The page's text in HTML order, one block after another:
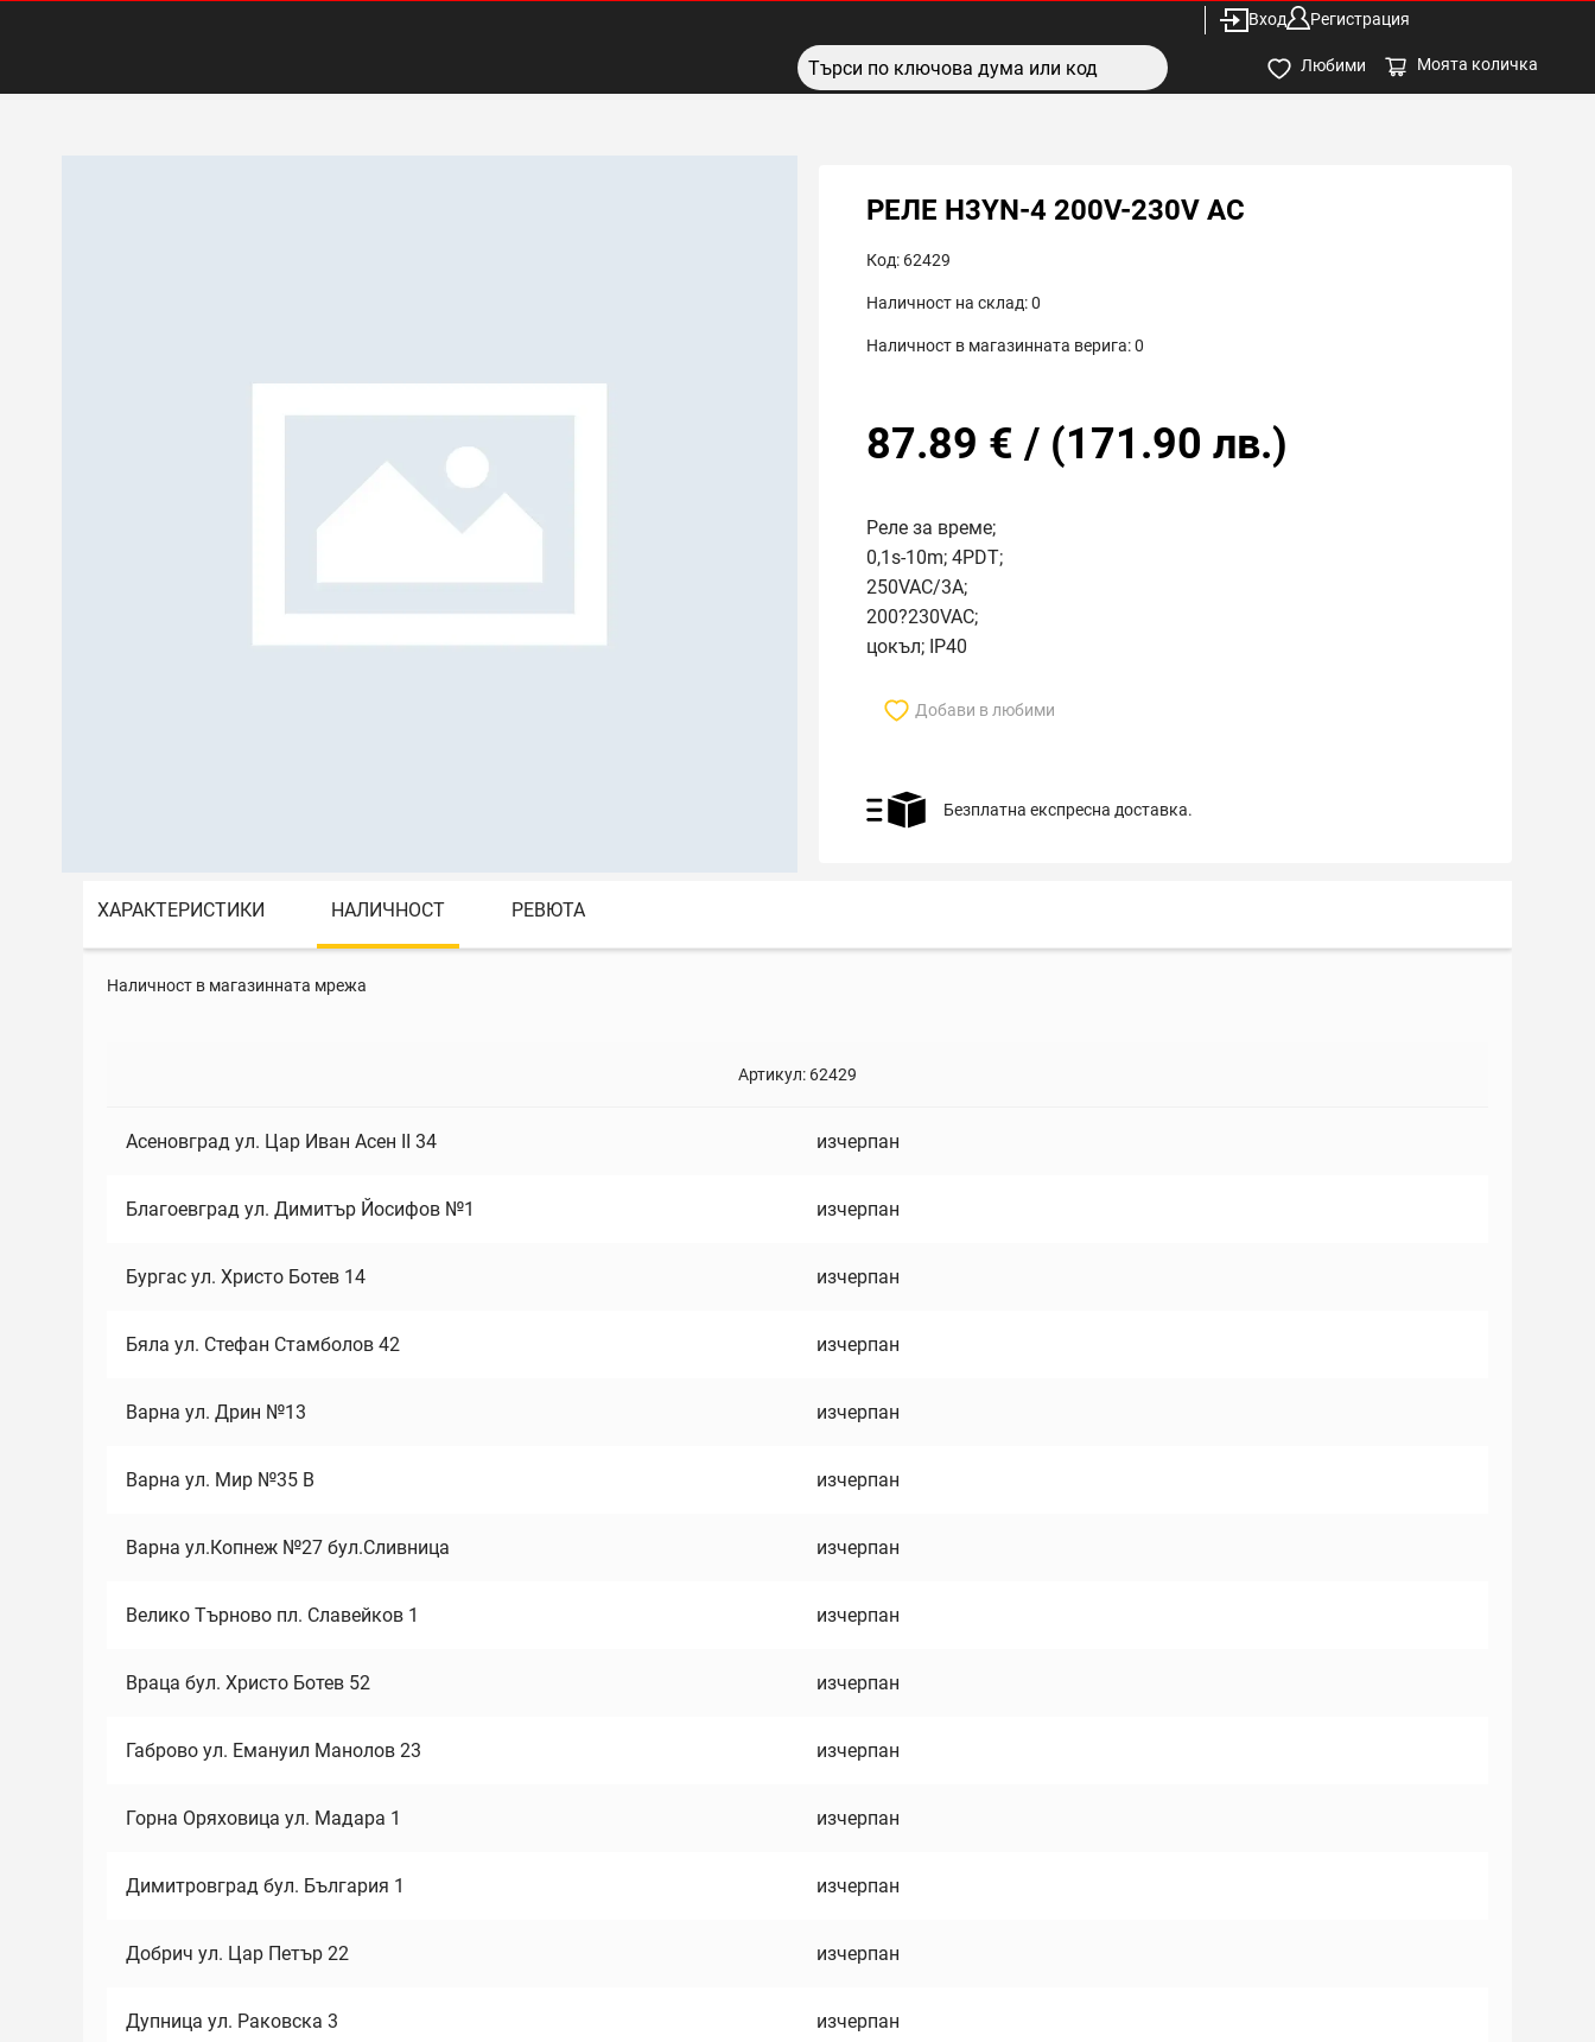
Вход Регистрация
Любими Моята количка
РЕЛЕ H3YN-4 200V-230V AC
Код: 62429
Наличност на склад:0
Наличност в магазинната верига:0
87.89 € / (171.90 лв.)
Реле за време;
0,1s-10m; 4PDT;
250VAC/3A;
200?230VAC;
цокъл; IP40
Добави в любими
Безплатна експресна доставка.
ХАРАКТЕРИСТИКИ НАЛИЧНОСТ РЕВЮТА
Наличност в магазинната мрежа
Артикул: 62429
Асеновград ул. Цар Иван Асен II 34 изчерпан
Благоевград ул. Димитър Йосифов №1 изчерпан
Бургас ул. Христо Ботев 14 изчерпан
Бяла ул. Стефан Стамболов 42 изчерпан
Варна ул. Дрин №13 изчерпан
Варна ул. Мир №35 В изчерпан
Варна ул.Копнеж №27 бул.Сливница изчерпан
Велико Търново пл. Славейков 1 изчерпан
Враца бул. Христо Ботев 52 изчерпан
Габрово ул. Емануил Манолов 23 изчерпан
Горна Оряховица ул. Мадара 1 изчерпан
Димитровград бул. България 1 изчерпан
Добрич ул. Цар Петър 22 изчерпан
Дупница ул. Раковска 3 изчерпан